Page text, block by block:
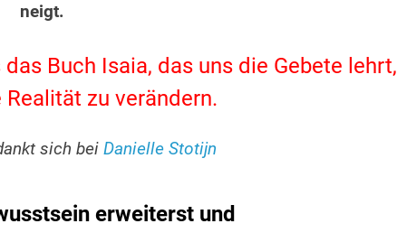
neigt.
Buch Isaia, das uns die Gebete lehrt,
Realität zu verändern.
sich beiDanielle Stotijn
erweiterst und